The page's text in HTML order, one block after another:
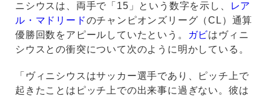
ニシウスは、両手で「15」という数字を示し、
レア
ル・マドリードのチャンピオンズリーグ（CL）通算
優勝回数をアピールしていたという。
ガビはヴィニ
シウスとの衝突について次のように明かしている。
「ヴィニシウスはサッカー選手であり、ピッチ上で
起きたことはピッチ上での出来事に過ぎない。彼は